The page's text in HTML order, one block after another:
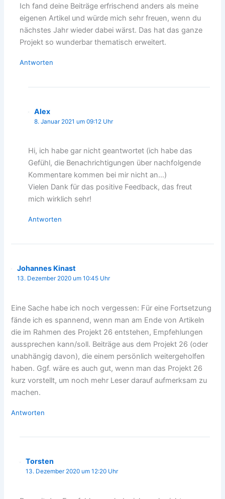
Ich fand deine Beiträge erfrischend anders als meine
eigenen Artikel und würde mich sehr freuen, wenn du
nächstes Jahr wieder dabei wärst. Das hat das ganze
Projekt so wunderbar thematisch erweitert.
Antworten
Alex
8. Januar 2021 um 09:12 Uhr
Hi, ich habe gar nicht geantwortet (ich habe das
Gefühl, die Benachrichtigungen über nachfolgende
Kommentare kommen bei mir nicht an…)
Vielen Dank für das positive Feedback, das freut
mich wirklich sehr!
Antworten
Johannes Kinast
13. Dezember 2020 um 10:45 Uhr
Eine Sache habe ich noch vergessen: Für eine Fortsetzung
fände ich es spannend, wenn man am Ende von Artikeln
die im Rahmen des Projekt 26 entstehen, Empfehlungen
aussprechen kann/soll. Beiträge aus dem Projekt 26 (oder
unabhängig davon), die einem persönlich weitergeholfen
haben. Ggf. wäre es auch gut, wenn man das Projekt 26
kurz vorstellt, um noch mehr Leser darauf aufmerksam zu
machen.
Antworten
Torsten
13. Dezember 2020 um 12:20 Uhr